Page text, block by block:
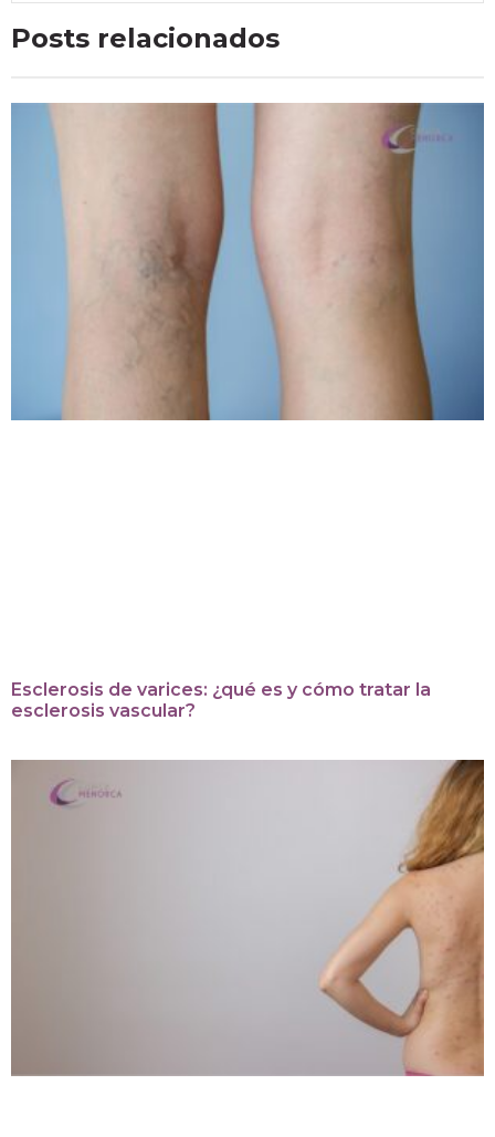
Posts relacionados
Esclerosis de varices: ¿qué es y cómo tratar la
esclerosis vascular?